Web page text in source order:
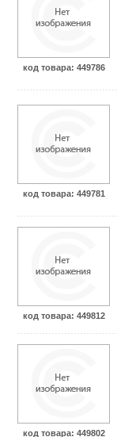
код товара: 449786
код товара: 449781
код товара: 449812
код товара: 449802